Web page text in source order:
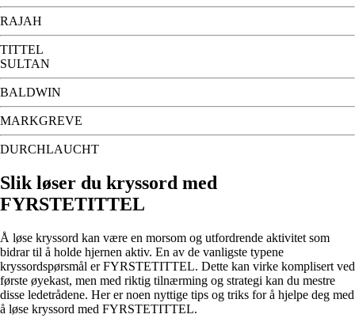
RAJAH
TITTEL
SULTAN
BALDWIN
MARKGREVE
DURCHLAUCHT
Slik løser du kryssord med
FYRSTETITTEL
Å løse kryssord kan være en morsom og utfordrende aktivitet som
bidrar til å holde hjernen aktiv. En av de vanligste typene
kryssordspørsmål er FYRSTETITTEL. Dette kan virke komplisert ved
første øyekast, men med riktig tilnærming og strategi kan du mestre
disse ledetrådene. Her er noen nyttige tips og triks for å hjelpe deg med
å løse kryssord med FYRSTETITTEL.